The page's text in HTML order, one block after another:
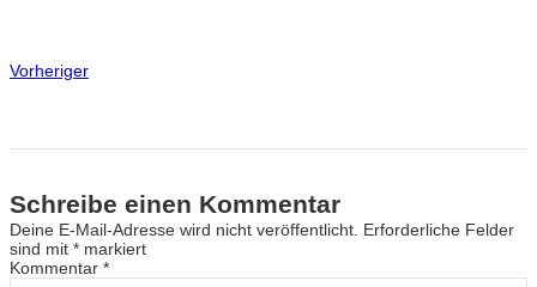
Vorheriger
Schreibe einen Kommentar
Deine E-Mail-Adresse wird nicht veröffentlicht. Erforderliche Felder
sind mit * markiert
Kommentar *